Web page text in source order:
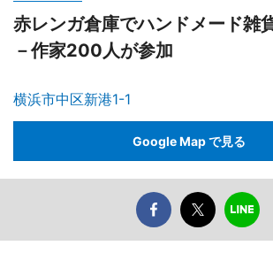
赤レンガ倉庫でハンドメード雑
－作家200人が参加
横浜市中区新港1-1
Google Map で見る